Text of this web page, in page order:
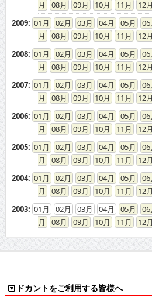
08
09 10 11
12
2009: 01 02 03 04 05 06
08
09 10 11
12
2008: 01 02 03 04 05 06
08
09 10 11
12
2007: 01 02 03 04 05 06
08
09 10 11
12
2006: 01 02 03 04 05 06
08
09 10 11
12
2005: 01 02 03 04 05 06
08
09 10 11
12
2004: 01 02 03 04 05 06
08
09 10 11
12
2003: 01 02 03 04 05 06
08
09 10 11 12
ドカントをご利用する皆様へ